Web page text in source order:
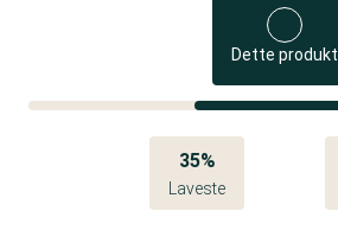
Dette produkt
35%
Laveste